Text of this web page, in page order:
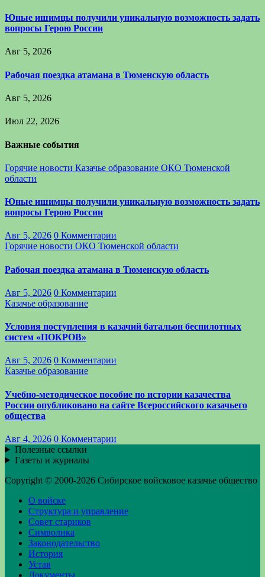
Юные ишимцы получили уникальную возможность задать
вопросы Герою России
Авг 5, 2026
Рабочая поездка атамана в Тюменскую область
Авг 5, 2026
Июл 22, 2026
Важные события
Горячие новости Казачье образование ОКО Тюменской
области
Юные ишимцы получили уникальную возможность задать
вопросы Герою России
Авг 5, 2026 0 Комментарии
Горячие новости ОКО Тюменской области
Рабочая поездка атамана в Тюменскую область
Авг 5, 2026 0 Комментарии
Казачье образование
Условия поступления в казачий батальон беспилотных
систем «ПОКРОВ»
Авг 5, 2026 0 Комментарии
Казачье образование
Учебно-методическое пособие по истории казачества
России опубликовано на сайте Всероссийского казачьего
общества
Авг 4, 2026 0 Комментарии
Полезные ссылки
Газеты и журналы
Copyright © 2000-2026 Сибирское войсковое казачье общество
О войске
Структура и управление
Совет стариков
Символика
Законодательство
История
Устав
Документы